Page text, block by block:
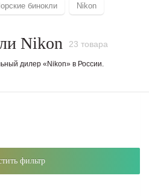
бинокли Nikon
Nikon 23 товара
дилер «Nikon» в России.
фильтр